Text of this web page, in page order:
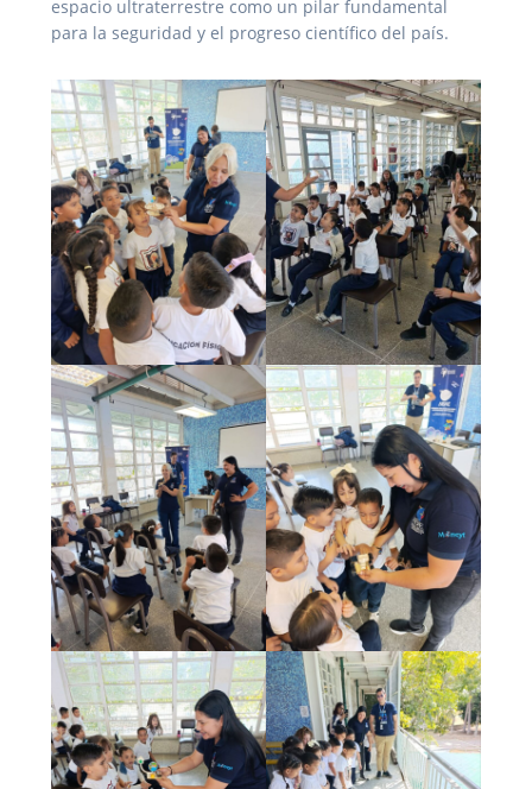
espacio ultraterrestre como un pilar fundamental
para la seguridad y el progreso científico del país.